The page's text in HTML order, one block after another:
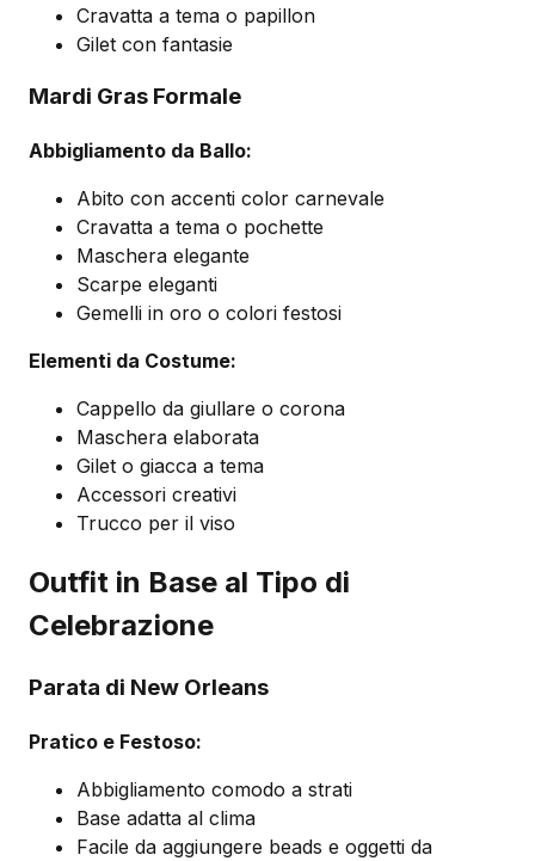
Cravatta a tema o papillon
Gilet con fantasie
Mardi Gras Formale
Abbigliamento da Ballo:
Abito con accenti color carnevale
Cravatta a tema o pochette
Maschera elegante
Scarpe eleganti
Gemelli in oro o colori festosi
Elementi da Costume:
Cappello da giullare o corona
Maschera elaborata
Gilet o giacca a tema
Accessori creativi
Trucco per il viso
Outfit in Base al Tipo di
Celebrazione
Parata di New Orleans
Pratico e Festoso:
Abbigliamento comodo a strati
Base adatta al clima
Facile da aggiungere beads e oggetti da